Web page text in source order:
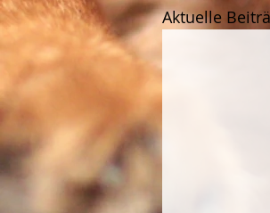
Aktuelle